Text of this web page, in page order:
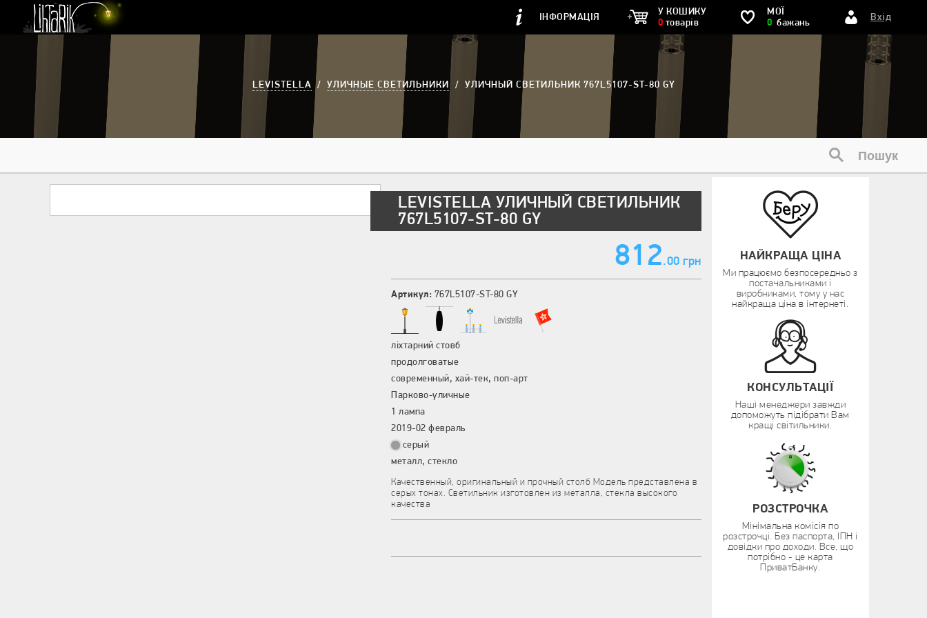
ІНФОРМАЦІЯ У КОШИКУ
0 товарів
МОЇ
0 бажань Вхід
LEVISTELLA / УЛИЧНЫЕ СВЕТИЛЬНИКИ / УЛИЧНЫЙ СВЕТИЛЬНИК 767L5107-ST-80 GY
LEVISTELLA УЛИЧНЫЙ СВЕТИЛЬНИК
767L5107-ST-80 GY
812.00 грн
Артикул: 767L5107-ST-80 GY
ліхтарний стовб
продолговатые
современный, хай-тек, поп-арт
Парково-уличные
1 лампа
2019-02 февраль
серый
металл, стекло
Качественный, оригинальный и прочный столб Модель представлена в
серых тонах. Светильник изготовлен из металла, стекла высокого
качества
НАЙКРАЩА ЦІНА
Ми працюємо безпосередньо з
постачальниками і
виробниками, тому у нас
найкраща ціна в інтернеті.
КОНСУЛЬТАЦІЇ
Наші менеджери завжди
допоможуть підібрати Вам
кращі світильники.
РОЗСТРОЧКА
Мінімальна комісія по
розстрочці. Без паспорта, ІПН і
довідки про доходи. Все, що
потрібно - це карта
ПриватБанку.